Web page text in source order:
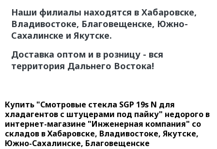
Наши филиалы находятся в Хабаровске,
Владивостоке, Благовещенске, Южно-
Сахалинске и Якутске.
Доставка оптом и в розницу - вся
территория Дальнего Востока!
Купить "Смотровые стекла SGP 19s N для
хладагентов с штуцерами под пайку" недорого в
интернет-магазине "Инженерная компания" со
складов в Хабаровске, Владивостоке, Якутске,
Южно-Сахалинске, Благовещенске